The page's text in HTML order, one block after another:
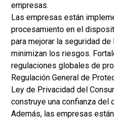
empresas.
Las empresas están
procesamiento en el
para mejorar la seguridad
minimizan los riesgos.
regulaciones globales de
Regulación General de
Ley de Privacidad del
construye una confianza del
Además, las empresas